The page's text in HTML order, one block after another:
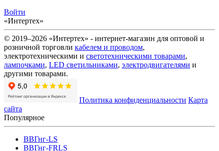
Войти
«Интертех»
© 2019–2026 «Интертех» - интернет-магазин для оптовой и
розничной торговли кабелем и проводом,
электротехническими и светотехническими товарами,
лампочками, LED светильниками, электродвигателями и
другими товарами.
Политика конфиденциальности Карта
сайта
Популярное
ВВГнг-LS
ВВГнг-FRLS